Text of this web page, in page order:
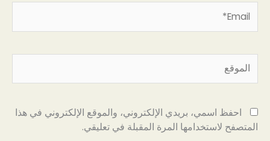
احفظ اسمي، بريدي الإلكتروني، والموقع الإلكتروني في هذا
المتصفح لاستخدامها المرة المقبلة في تعليقي.